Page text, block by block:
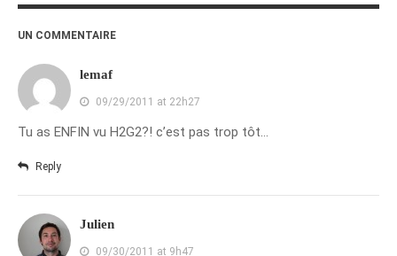
avril 2016
février 2016
mars 2013
UN COMMENTAIRE
lemaf
09/29/2011 at 22h27
Tu as ENFIN vu H2G2?! c’est pas trop tôt…
Reply
Julien
09/30/2011 at 9h47